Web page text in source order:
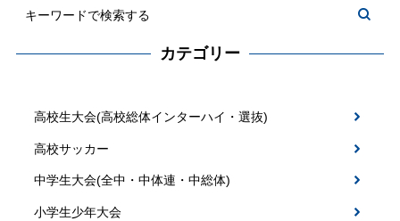
カテゴリー
高校生大会(高校総体インターハイ・選抜)
高校サッカー
中学生大会(全中・中体連・中総体)
小学生少年大会